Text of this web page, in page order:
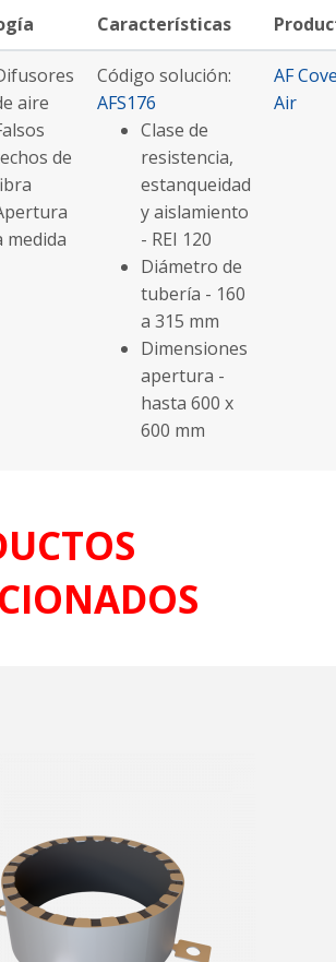
Características
aire
de
medida
Código solución:
AFS176
Clase de
resistencia,
estanqueidad
y aislamiento
- REI 120
Diámetro de
tubería - 160
a 315 mm
Dimensiones
apertura -
hasta 600 x
600 mm
AF
Air